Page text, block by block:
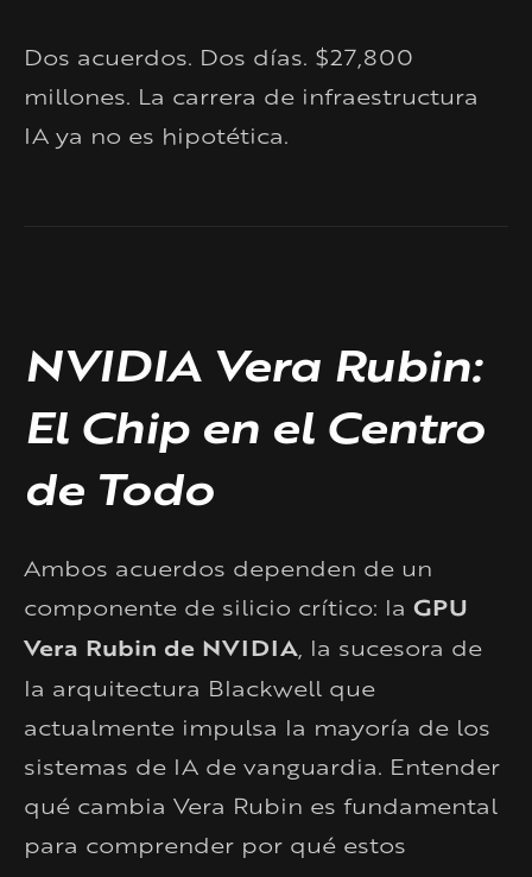
Dos acuerdos. Dos días. $27,800
millones. La carrera de infraestructura
IA ya no es hipotética.
NVIDIA Vera Rubin:
El Chip en el Centro
de Todo
Ambos acuerdos dependen de un
componente de silicio crítico: la GPU
Vera Rubin de NVIDIA, la sucesora de
la arquitectura Blackwell que
actualmente impulsa la mayoría de los
sistemas de IA de vanguardia. Entender
qué cambia Vera Rubin es fundamental
para comprender por qué estos